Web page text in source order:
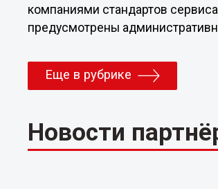
компаниями стандартов
предусмотрены
Еще в рубрике
Новости